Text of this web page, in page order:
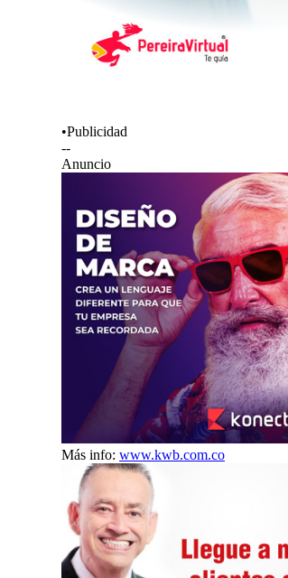
•Publicidad
--
Anuncio
Más info: www.kwb.com.co